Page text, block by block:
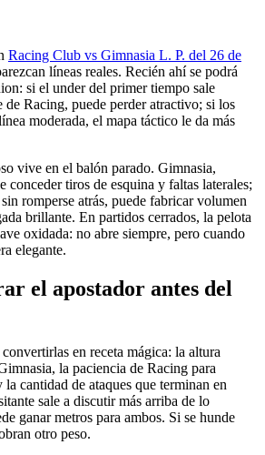
Racing Club vs Gimnasia L. P. del 26 de
líneas reales. Recién ahí se podrá
si el under del primer tiempo sale
de Racing, puede perder atractivo; si los
moderada, el mapa táctico le da más
vive en el balón parado. Gimnasia,
conceder tiros de esquina y faltas laterales;
romperse atrás, puede fabricar volumen
brillante. En partidos cerrados, la pelota
oxidada: no abre siempre, pero cuando
elegante.
el apostador antes del
en receta mágica: la altura
la paciencia de Racing para
cantidad de ataques que terminan en
sale a discutir más arriba de lo
ganar metros para ambos. Si se hunde
otro peso.